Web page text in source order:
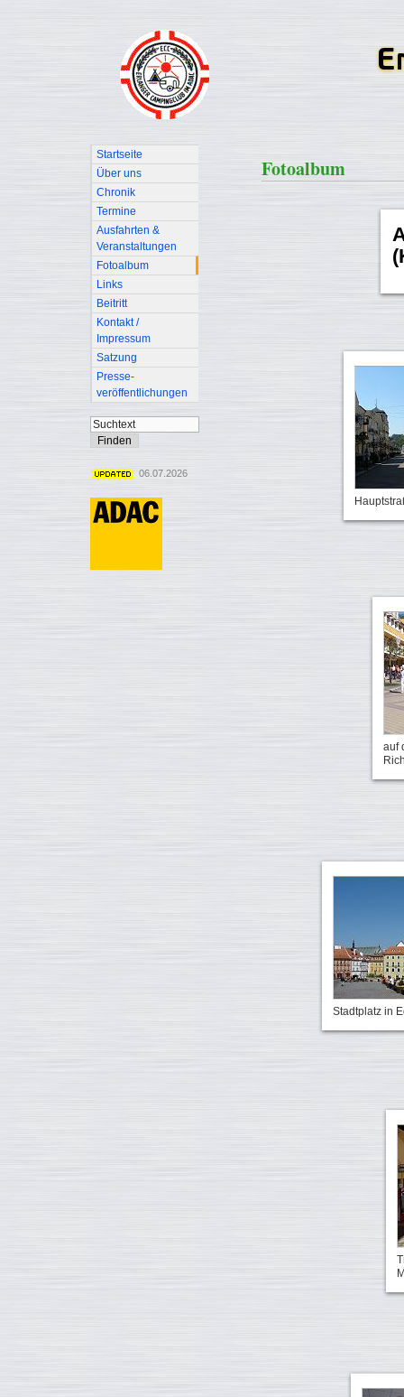
Fotoalbum
auf
Stadtplatz in
Startseite
Über uns
Chronik
Termine
Ausfahrten &
Veranstaltungen
Fotoalbum
Links
Beitritt
Kontakt /
Impressum
Satzung
Presse-
veröffentlichungen
06.07.2026